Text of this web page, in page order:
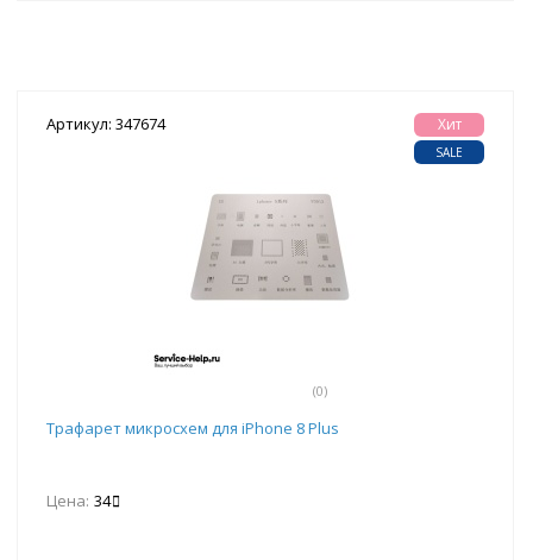
Артикул: 347674
(0)
Хит
SALE
Трафарет микросхем для iPhone 8 Plus
Цена: 34